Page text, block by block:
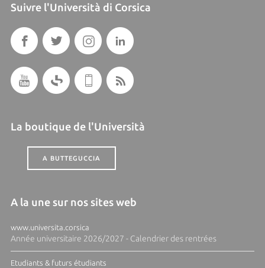
Suivre l'Università di Corsica
La boutique de l'Università
A BUTTEGUCCIA
A la une sur nos sites web
www.universita.corsica
Année universitaire 2026/2027 - Calendrier des rentrées
Etudiants & futurs étudiants